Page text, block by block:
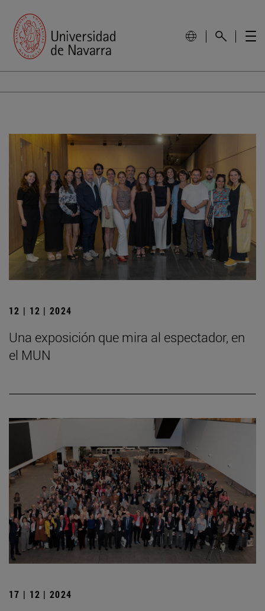
12 | 12 | 2024
Una exposición que mira al espectador, en
el MUN
17 | 12 | 2024